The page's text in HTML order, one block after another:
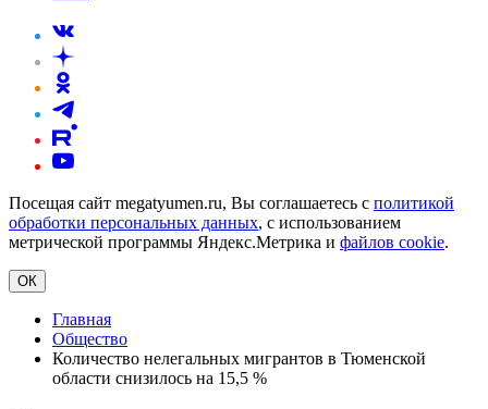
Посещая сайт megatyumen.ru, Вы соглашаетесь с политикой
обработки персональных данных, с использованием
метрической программы Яндекс.Метрика и файлов cookie.
ОК
Главная
Общество
Количество нелегальных мигрантов в Тюменской
области снизилось на 15,5 %